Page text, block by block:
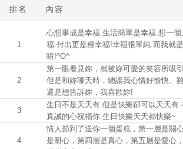
1
心想事成是幸福.生活簡單是幸福.想一
福.付出更是種幸福!幸福很單純.而我就
唷!^O^
2
第一眼看見妳，就被妳可愛的笑容所吸
但是和妳聊天時，總讓我心情好愉快。
還是想告訴妳，我喜歡妳!
3
生日不是天天有.但是快樂卻可以天天有
真誠的心祝福你.生日快樂天天都快樂~
4
情人節到了送你一個蛋糕，第一層是關
是耐心，第四層是真心，第五層是愛心